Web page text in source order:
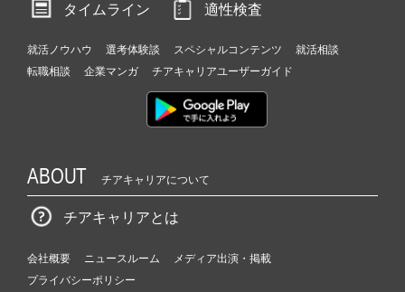
タイムライン
適性検査
就活ノウハウ 選考体験談 スペシャルコンテンツ
就活相談
転職相談
企業マンガ チアキャリアユーザーガイド
ABOUT チアキャリアについて
チアキャリアとは
会社概要 ニュースルーム
メディア出演・掲載
プライバシーポリシー